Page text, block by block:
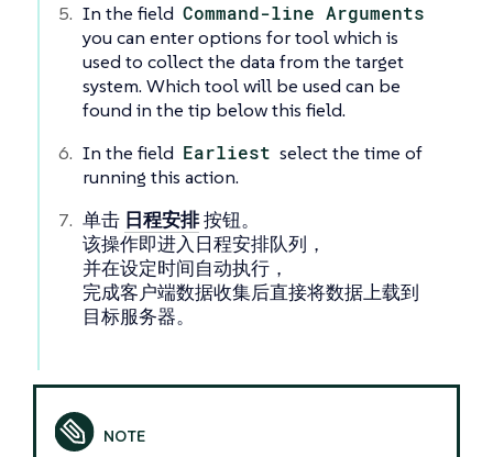
In the field Command-line Arguments
you can enter options for tool which is
used to collect the data from the target
system. Which tool will be used can be
found in the tip below this field.
In the field Earliest select the time of
running this action.
单击 日程安排按钮。
该操作即进入日程安排队列，
并在设定时间自动执行，
完成客户端数据收集后直接将数据上载到
目标服务器。